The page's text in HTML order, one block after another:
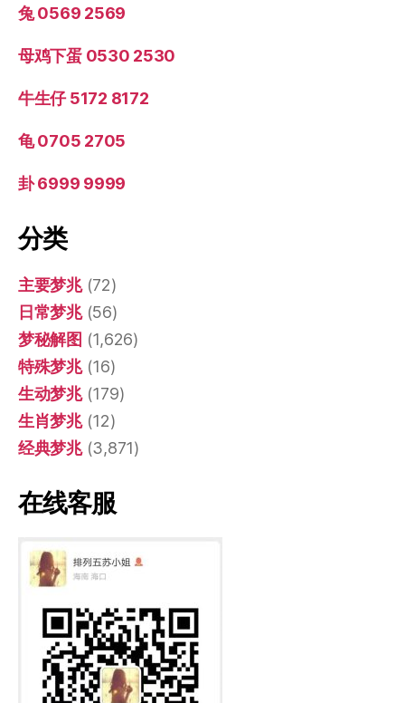
兔 0569 2569
母鸡下蛋 0530 2530
牛生仔 5172 8172
龟 0705 2705
卦 6999 9999
分类
主要梦兆(72)
日常梦兆(56)
梦秘解图 (1,626)
特殊梦兆(16)
生动梦兆(179)
生肖梦兆(12)
经典梦兆(3,871)
在线客服